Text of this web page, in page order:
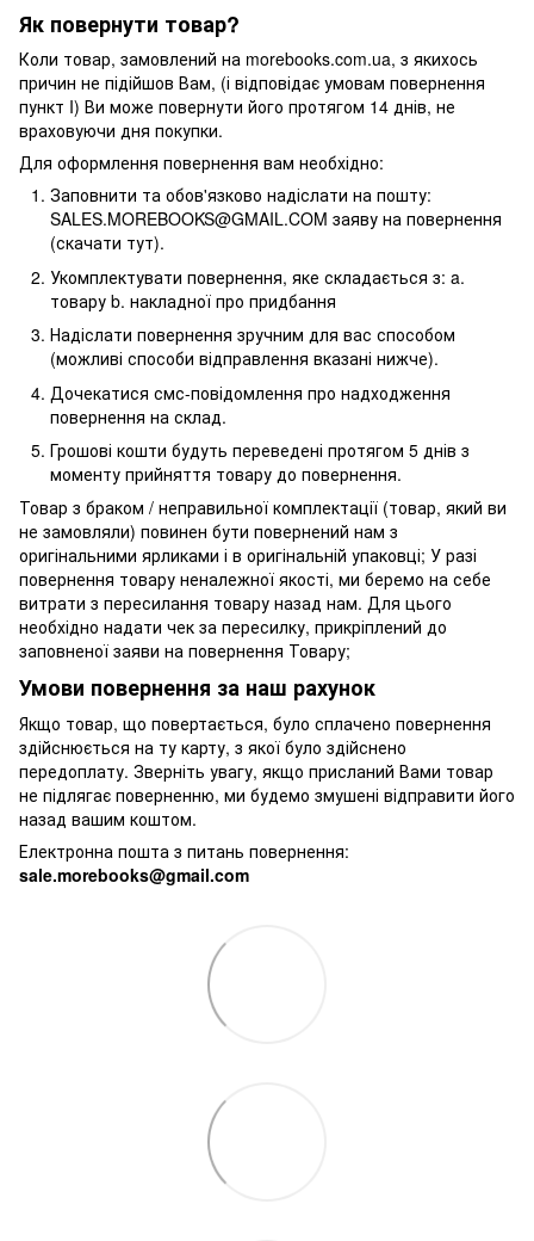
Як повернути товар?
Коли товар, замовлений на morebooks.com.ua, з якихось
причин не підійшов Вам, (і відповідає умовам повернення
пункт I) Ви може повернути його протягом 14 днів, не
враховуючи дня покупки.
Для оформлення повернення вам необхідно:
Заповнити та обов'язково надіслати на пошту:
SALES.MOREBOOKS@GMAIL.COM заяву на повернення
(скачати тут).
Укомплектувати повернення, яке складається з: a.
товару b. накладної про придбання
Надіслати повернення зручним для вас способом
(можливі способи відправлення вказані нижче).
Дочекатися смс-повідомлення про надходження
повернення на склад.
Грошові кошти будуть переведені протягом 5 днів з
моменту прийняття товару до повернення.
Товар з браком / неправильної комплектації (товар, який ви
не замовляли) повинен бути повернений нам з
оригінальними ярликами і в оригінальній упаковці; У разі
повернення товару неналежної якості, ми беремо на себе
витрати з пересилання товару назад нам. Для цього
необхідно надати чек за пересилку, прикріплений до
заповненої заяви на повернення Товару;
Умови повернення за наш рахунок
Якщо товар, що повертається, було сплачено повернення
здійснюється на ту карту, з якої було здійснено
передоплату. Зверніть увагу, якщо присланий Вами товар
не підлягає поверненню, ми будемо змушені відправити його
назад вашим коштом.
Електронна пошта з питань повернення:
sale.morebooks@gmail.com